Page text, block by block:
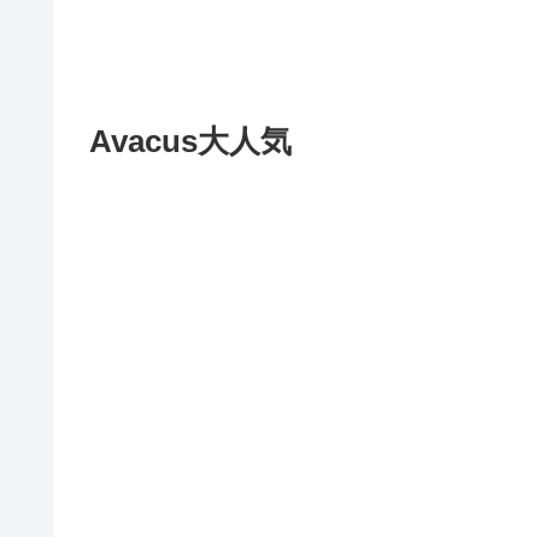
Avacus大人気